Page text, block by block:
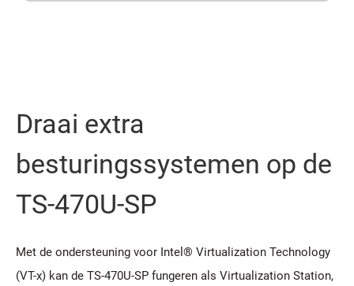
Draai extra
besturingssystemen op de
TS-470U-SP
Met de ondersteuning voor Intel® Virtualization Technology
(VT-x) kan de TS-470U-SP fungeren als Virtualization Station,